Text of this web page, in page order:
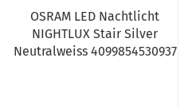
OSRAM LED Nachtlicht
NIGHTLUX Stair Silver
Neutralweiss 4099854530937